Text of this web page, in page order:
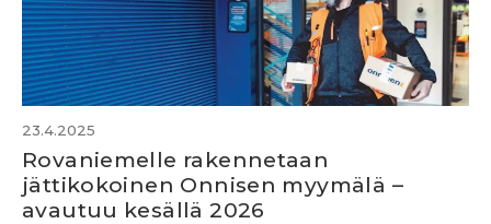
23.4.2025
Rovaniemelle rakennetaan
jättikokoinen Onnisen myymälä –
avautuu kesällä 2026